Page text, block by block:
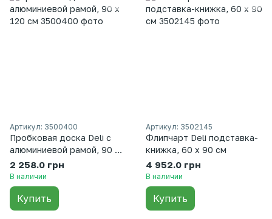
Артикул: 3500400
Пробковая доска Deli с
алюминиевой рамой, 90 х
120 см
2 258.0 грн
В наличии
Купить
Артикул: 3502145
Флипчарт Deli подставка-
книжка, 60 х 90 см
4 952.0 грн
В наличии
Купить